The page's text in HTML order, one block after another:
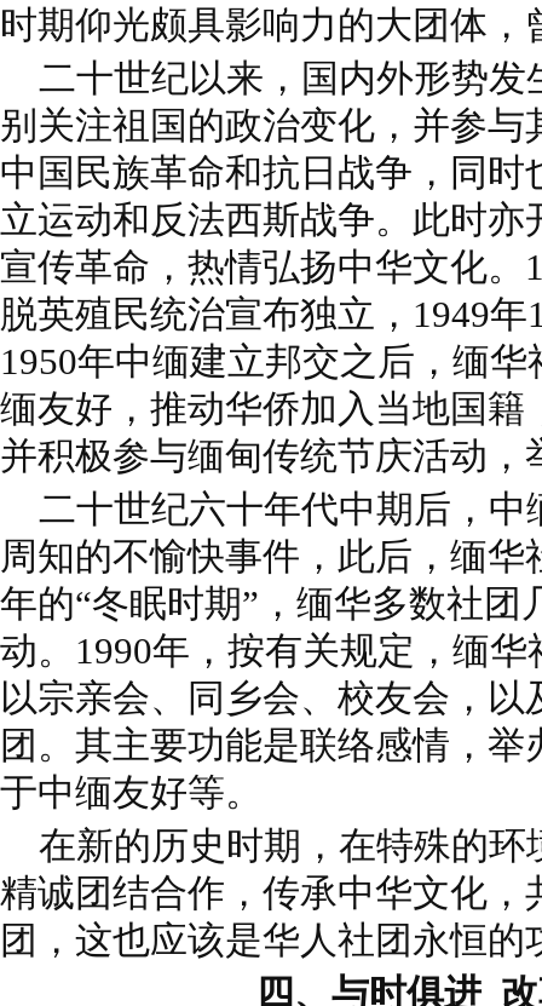
时期仰光颇具影响力的大团体，
二十世纪以来，国内外形势发
别关注祖国的政治变化，并参
中国民族革命和抗日战争，同
立运动和反法西斯战争。此时
宣传革命，热情弘扬中华文化。
脱英殖民统治宣布独立，1949
1950年中缅建立邦交之后，缅
缅友好，推动华侨加入当地国籍
并积极参与缅甸传统节庆活动，
二十世纪六十年代中期后，中
周知的不愉快事件，此后，缅
年的“冬眠时期”，缅华多数社团
动。1990年，按有关规定，缅
以宗亲会、同乡会、校友会，
团。其主要功能是联络感情，
于中缅友好等。
在新的历史时期，在特殊的环
精诚团结合作，传承中华文化，
团，这也应该是华人社团永恒的
四、与时俱进